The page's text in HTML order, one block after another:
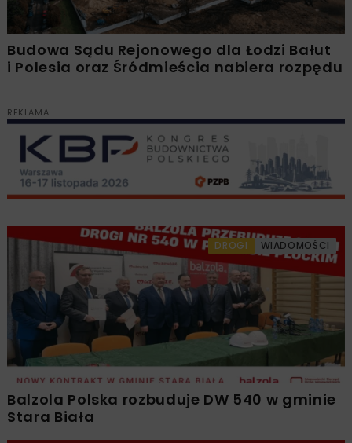
Budowa Sądu Rejonowego dla Łodzi Bałut
i Polesia oraz Śródmieścia nabiera rozpędu
REKLAMA
DROGI WIADOMOŚCI
Balzola Polska rozbuduje DW 540 w gminie
Stara Biała